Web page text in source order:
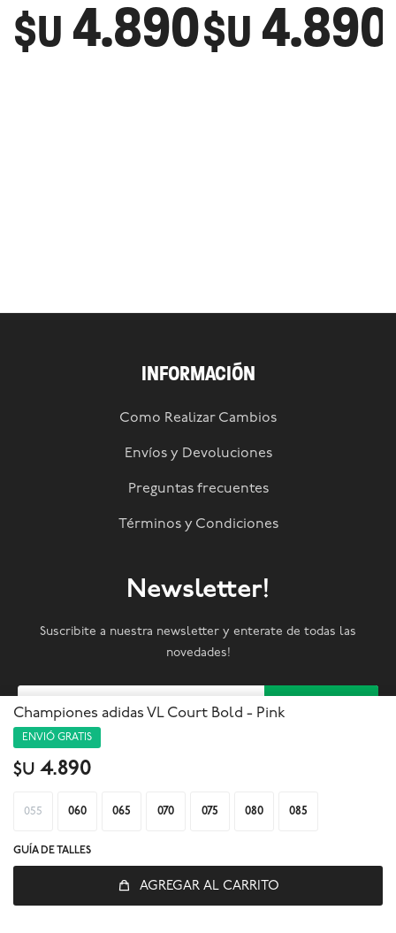
Championes adidas VL Court Bold - Pink
ENVIÓ GRATIS
$U 4.890
055 060 065 070 075 080 085
GUÍA DE TALLES
AGREGAR AL CARRITO
$U 4.890$U 4.890
INFORMACIÓN
Como Realizar Cambios
Envíos y Devoluciones
Preguntas frecuentes
Términos y Condiciones
Newsletter!
Suscribite a nuestra newsletter y enterate de todas las
novedades!